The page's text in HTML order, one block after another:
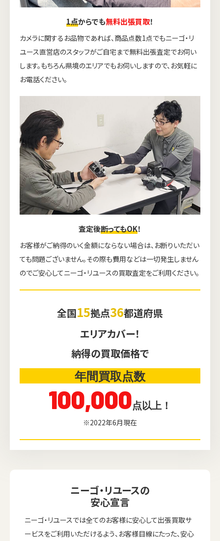
1点からでも無料出張買取！
カメラに関するお品物であれば、商品点数1点でもニーゴ・リ
ユース直営店のスタッフがご自宅まで無料出張査定でお伺い
します。もちろん県境のエリアでもお伺いしますので、お気軽に
お電話ください。
査定後断ってもOK！
お客様がご納得のいく金額にならない場合は、お断りいただい
ても問題ございません。その際も費用などは一切発生しません
のでご安心してニーゴ・リユースの買取査定をご利用ください。
全国15拠点36都道府県
エリアカバー！
納得の買取価格で
年間買取点数
100,000点以上！
※2022年6月現在
ニーゴ・リユースの
安心宣言
ニーゴ・リユースでは全てのお客様に安心して出張買取サ
ービスをご利用いただけるよう、お客様目線にたった、安心